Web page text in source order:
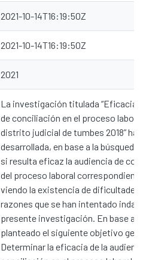
2021-10-14T16:19:50Z
2021-10-14T16:19:50Z
2021
La investigación titulada “Eficacia
de conciliación en el proceso
distrito judicial de tumbes 2018” ha
desarrollada, en base a la
si resulta eficaz la audiencia de
del proceso laboral
viendo la existencia de
razones que se han intentado
presente investigación. En base a
planteado el siguiente objetivo
Determinar la eficacia de la